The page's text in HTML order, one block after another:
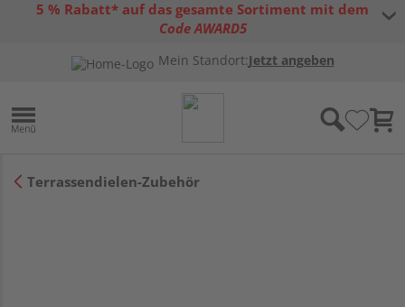
5 % Rabatt* auf das gesamte Sortiment mit dem
Code AWARD5
Gutscheinbedingungen
Mein Standort:Jetzt angeben
Terrassendielen-Zubehör